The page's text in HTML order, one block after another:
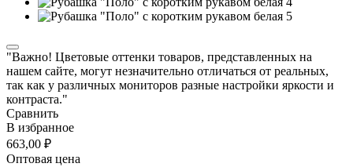
"Важно! Цветовые оттенки товаров, представленных на
нашем сайте, могут незначительно отличаться от реальных,
так как у различных мониторов разные настройки яркости и
контраста."
Сравнить
В избранное
663,00 ₽
Оптовая цена